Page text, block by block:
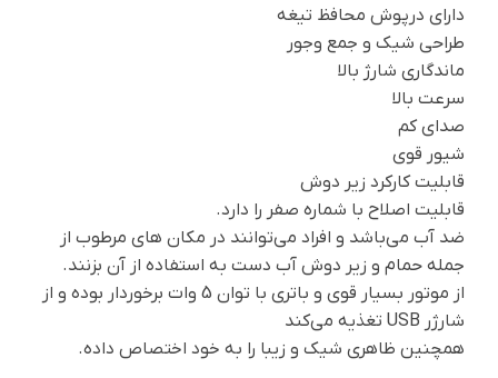
دارای درپوش محافظ تیغه
طراحی شیک و جمع وجور
ماندگاری شارژ بالا
سرعت بالا
صدای کم
شیور قوی
قابلیت کارکرد زیر دوش
قابلیت اصلاح با شماره صفر را دارد.
ضد آب می‌باشد و افراد می‌توانند در مکان های مرطوب از
جمله حمام و زیر دوش آب دست به استفاده از آن بزنند.
از موتور بسیار قوی و باتری با توان 5 وات برخوردار بوده و از
شارژر USB تغذیه می‌کند
همچنین ظاهری شیک و زیبا را به خود اختصاص داده.